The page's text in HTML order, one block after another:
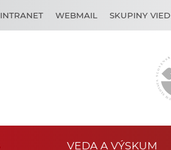
INTRANET WEBMAIL SKUPINY VIED
VEDA A VÝSKUM